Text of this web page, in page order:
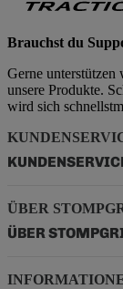
Brauchst du
Gerne
unsere Produkte.
wird sich
ÜBER
ÜBER